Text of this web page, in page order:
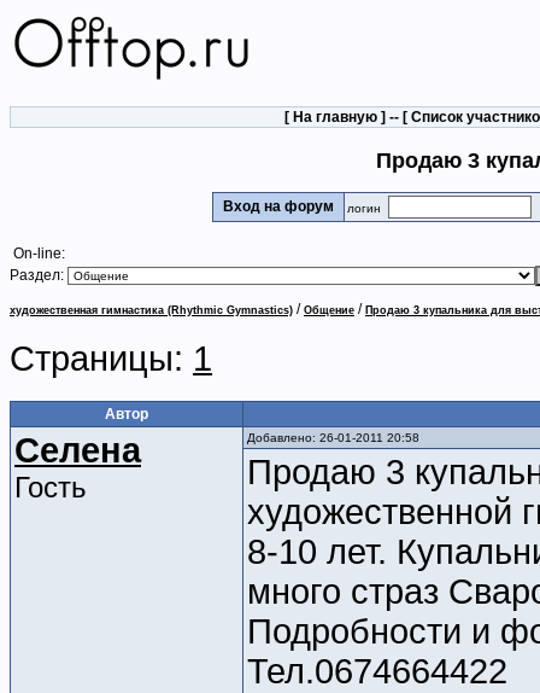
[ На главную ] -- [ Список
Продаю 3
Вход на форум логин
On-line:
Раздел:
художественная гимнастика (Rhythmic Gymnastics) / Общение / Продаю 3 купальника для
Страницы: 1
Автор
Cелена
Гость
Добавлено: 26-01-2011 20:58
Продаю 3
художественной
8-10 лет.
много страз
Подробности и
Тел.0674664422